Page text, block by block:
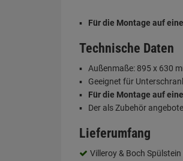
Für die Montage auf
Technische Daten
Außenmaße: 895 x 630
Geeignet für
Für die Montage auf
Der als Zubehör
Lieferumfang
Villeroy & Boch